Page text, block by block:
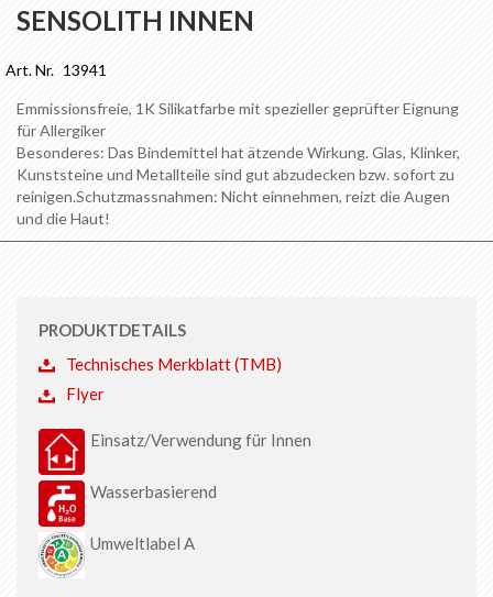
SENSOLITH INNEN
Art. Nr. 13941
Anfang
der
springen
PRODUKTDETAILS
Technisches Merkblatt (TMB)
Flyer
Einsatz/Verwendung für Innen
Wasserbasierend
Umweltlabel A
Emmissionsfreie, 1K Silikatfarbe mit spezieller geprüfter Eignung
für Allergiker
Besonderes: Das Bindemittel hat ätzende Wirkung. Glas, Klinker,
Kunststeine und Metallteile sind gut abzudecken bzw. sofort zu
reinigen.Schutzmassnahmen: Nicht einnehmen, reizt die Augen
und die Haut!